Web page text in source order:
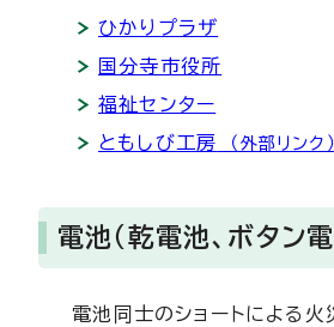
ひかりプラザ
国分寺市役所
福祉センター
ともしび工房 （外部リンク）
電池（乾電池、ボタン
電池同士のショートによる火